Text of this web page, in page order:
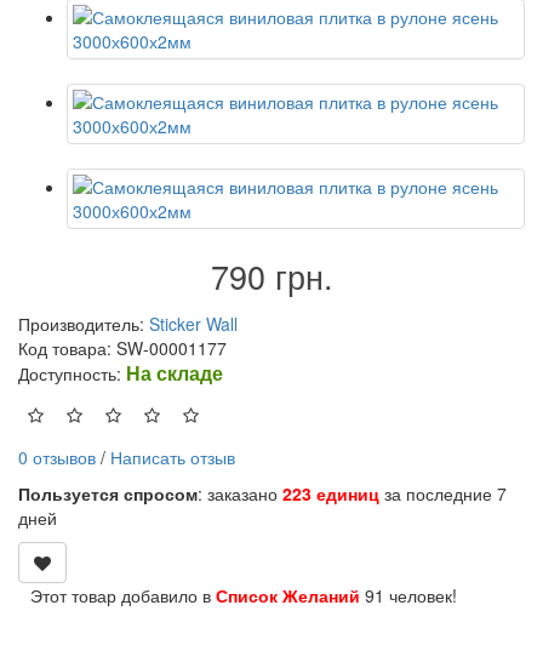
790 грн.
Производитель: Sticker Wall
Код товара: SW-00001177
Доступность: На складе
0 отзывов / Написать отзыв
Пользуется спросом: заказано 223 единиц за последние 7
дней
Этот товар добавило в Список Желаний 91 человек!